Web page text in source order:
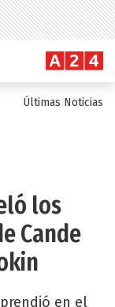
Últimas Noticias
los
Cande
en el